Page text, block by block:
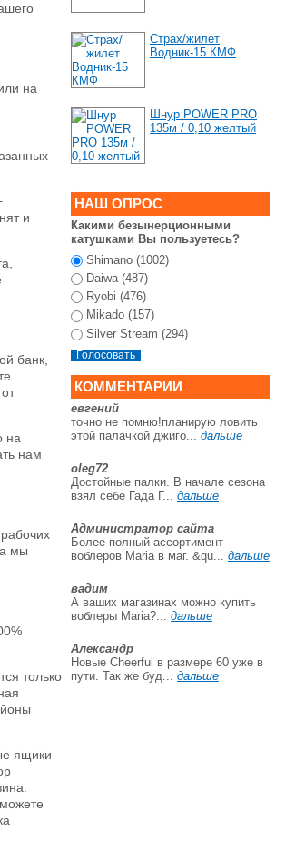
или на
и
банк,
от
на
нам
мы
только
ящики
Страх/жилет
Водник-15 КМФ
Шнур POWER PRO
135м / 0,10 желтый
НАШ ОПРОС
Какими безынерционными
катушками Вы пользуетесь?
Shimano (1002)
Daiwa (487)
Ryobi (476)
Mikado (157)
Silver Stream (294)
КОММЕНТАРИИ
евгений
точно не помню!планирую ловить
этой палачкой джиго... дальше
oleg72
Достойные палки. В начале сезона
взял себе Гада Г... дальше
Администратор сайта
Более полный ассортимент
воблеров Maria в маг. &qu... дальше
вадим
А ваших магазинах можно купить
воблеры Maria?... дальше
Александр
Новые Cheerful в размере 60 уже в
пути. Так же буд... дальше